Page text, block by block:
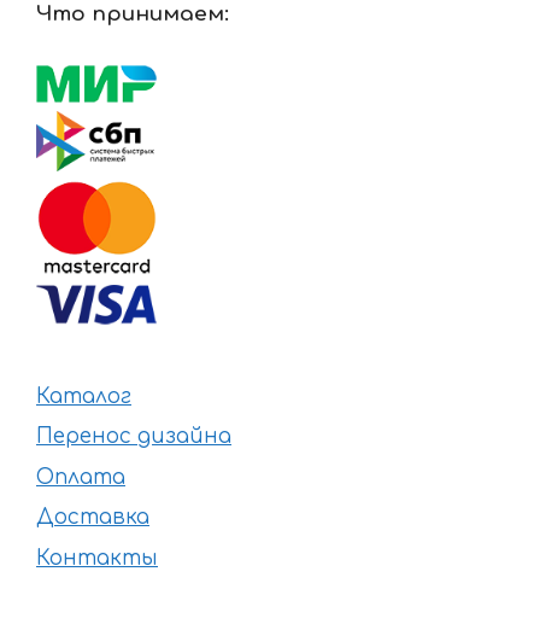
Что принимаем:
Каталог
Перенос дизайна
Оплата
Доставка
Контакты